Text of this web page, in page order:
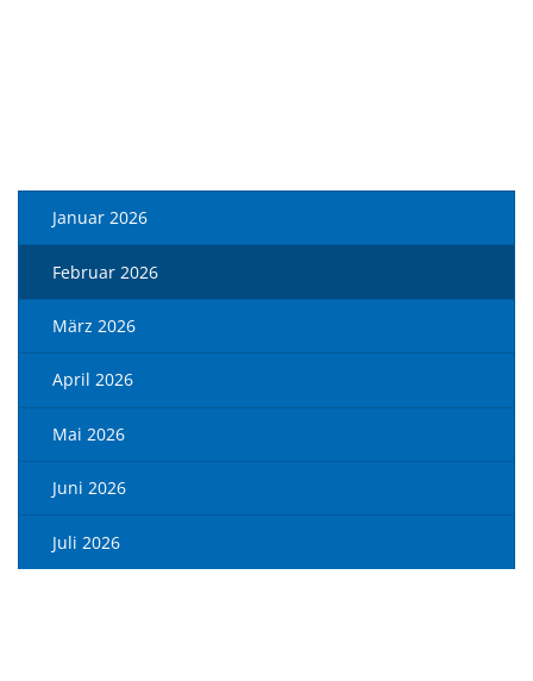
Januar 2026
Februar 2026
März 2026
April 2026
Mai 2026
Juni 2026
Juli 2026